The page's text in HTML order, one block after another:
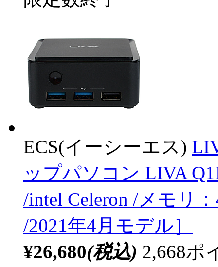
ECS(イーシーエス)
ップパソコン LIVA
/intel Celeron /メモリ
/2021年4月モデル］
¥26,680(税込) 2,668ポ